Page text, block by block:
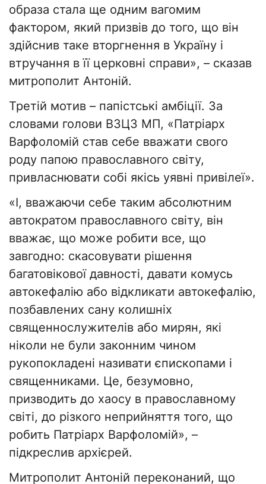
образа стала ще одним вагомим
фактором, який призвів до того, що він
здійснив таке вторгнення в Україну і
втручання в її церковні справи», – сказав
митрополит Антоній.
Третій мотив – папістські амбіції. За
словами голови ВЗЦЗ МП, «Патріарх
Варфоломій став себе вважати свого
роду папою православного світу,
привласнювати собі якісь уявні привілеї».
«І, вважаючи себе таким абсолютним
автократом православного світу, він
вважає, що може робити все, що
завгодно: скасовувати рішення
багатовікової давності, давати комусь
автокефалію або відкликати автокефалію,
позбавлених сану колишніх
священнослужителів або мирян, які
ніколи не були законним чином
рукопокладені називати єпископами і
священниками. Це, безумовно,
призводить до хаосу в православному
світі, до різкого неприйняття того, що
робить Патріарх Варфоломій», –
підкреслив архієрей.
Митрополит Антоній переконаний, що